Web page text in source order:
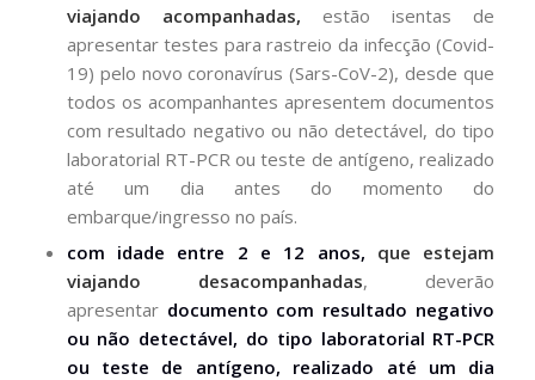
viajando acompanhadas, estão isentas de
apresentar testes para rastreio da infecção (Covid-
19) pelo novo coronavírus (Sars-CoV-2), desde que
todos os acompanhantes apresentem documentos
com resultado negativo ou não detectável, do tipo
laboratorial RT-PCR ou teste de antígeno, realizado
até um dia antes do momento do
embarque/ingresso no país.
com idade entre 2 e 12 anos, que estejam
viajando desacompanhadas, deverão
apresentar documento com resultado negativo
ou não detectável, do tipo laboratorial RT-PCR
ou teste de antígeno, realizado até um dia